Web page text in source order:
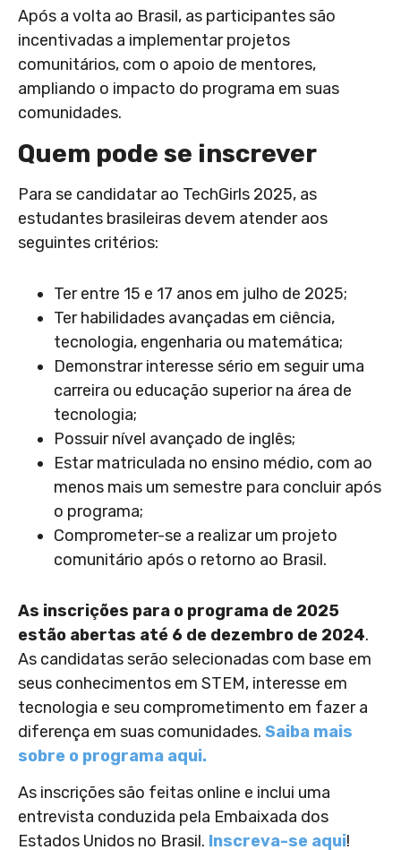
Após a volta ao Brasil, as participantes são
incentivadas a implementar projetos
comunitários, com o apoio de mentores,
ampliando o impacto do programa em suas
comunidades.
Quem pode se inscrever
Para se candidatar ao TechGirls 2025, as
estudantes brasileiras devem atender aos
seguintes critérios:
Ter entre 15 e 17 anos em julho de 2025;
Ter habilidades avançadas em ciência,
tecnologia, engenharia ou matemática;
Demonstrar interesse sério em seguir uma
carreira ou educação superior na área de
tecnologia;
Possuir nível avançado de inglês;
Estar matriculada no ensino médio, com ao
menos mais um semestre para concluir após
o programa;
Comprometer-se a realizar um projeto
comunitário após o retorno ao Brasil.
As inscrições para o programa de 2025
estão abertas até 6 de dezembro de 2024.
As candidatas serão selecionadas com base em
seus conhecimentos em STEM, interesse em
tecnologia e seu comprometimento em fazer a
diferença em suas comunidades. Saiba mais
sobre o programa aqui.
As inscrições são feitas online e inclui uma
entrevista conduzida pela Embaixada dos
Estados Unidos no Brasil. Inscreva-se aqui!